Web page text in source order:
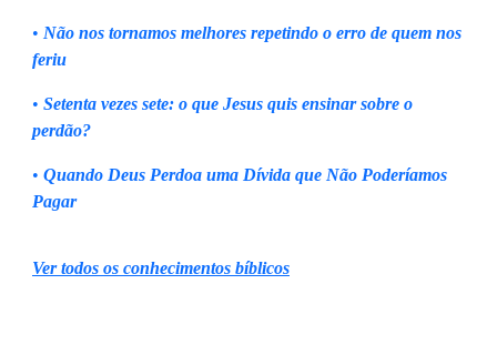
• Não nos tornamos melhores repetindo o erro de quem nos
feriu
• Setenta vezes sete: o que Jesus quis ensinar sobre o
perdão?
• Quando Deus Perdoa uma Dívida que Não Poderíamos
Pagar
Ver todos os conhecimentos bíblicos